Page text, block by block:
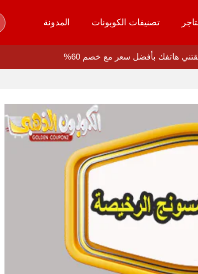
تصنيفات الكوبونات المدونة
هاتفك بأفضل سعر مع خصم 60%